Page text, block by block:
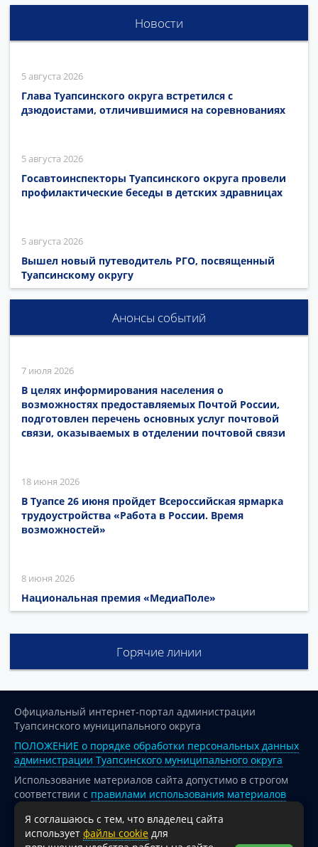
Новости
5 августа 2026
Глава Туапсинского округа встретился с
дзюдоистами, отличившимися на соревнованиях
5 августа 2026
Госавтоинспекторы Туапсинского округа провели
профилактические беседы в детских здравницах
5 августа 2026
Вышел новый путеводитель РГО, посвященный
Туапсинскому округу
Анонсы событий
7 июля 2026
В целях информирования населения о
возможностях предоставляемых Почтой России,
подготовлен перечень основных услуг почтовой
связи, оказываемых в отделении почтовой связи
18 июня 2026
В Туапсе 26 июня пройдет Всероссийская ярмарка
трудоустройства «Работа в России. Время
возможностей»
8 июня 2026
Национальная премия «МедиаПоле»
Горячие линии
Официальный интернет-портал администрации
Туапсинского муниципального округа
ПОЛОЖЕНИЕ о порядке обработки персональных данных
администрации Туапсинского муниципального округа
Использование материалов сайта допустимо в строгом
соответствии с правилами использования материалов
опубликованных на сайте
При перепечатке и использовании информации ссылка
на источник обязательна.
Я соглашаюсь с тем, что владелец сайта
использует файлы cookie для